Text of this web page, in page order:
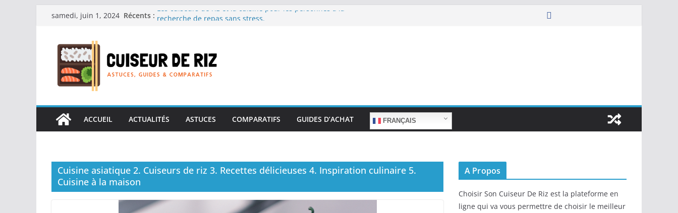
Passersamedi, juin 1, 2024 Récents :
Les cuiseurs de riz et la cuisine pour les personnes à la
Les cuiseurs de riz pour les familles nombreuses : Cuisson
en grande quantité.
Les cuiseurs de riz et la préparation de plats pour les
réconfortants.
ACCUEIL
ACTUALITÉS ASTUCES COMPARATIFS GUIDES D’ACHAT FRANÇAIS
Cuisine asiatique 2. Cuiseurs de riz 3. Recettes délicieuses 4. Inspiration culinaire 5.
Cuisine à la maison
A Propos
Choisir Son Cuiseur De Riz est la plateforme en
ligne qui va vous permettre de choisir le meilleur